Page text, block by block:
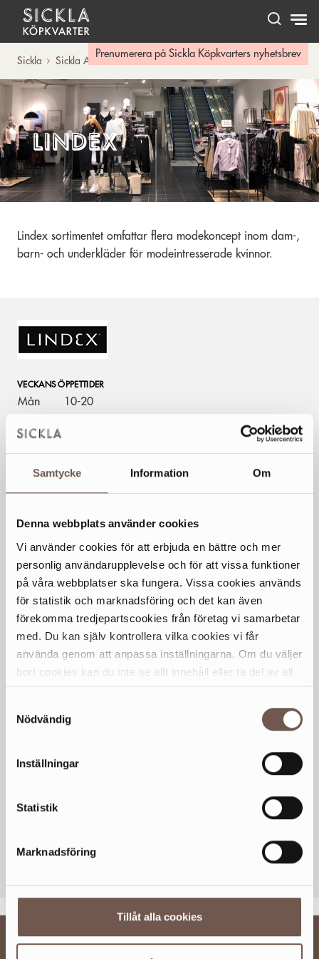
Samtycke Information Om
Denna webbplats använder cookies
Vi använder cookies för att erbjuda en bättre och mer
personlig användarupplevelse och för att vissa funktioner
på våra webbplatser ska fungera. Vissa cookies används
för statistik och marknadsföring och det kan även
förekomma tredjepartscookies från företag vi samarbetar
med. Du kan själv kontrollera vilka cookies vi får
använda genom att anpassa inställningarna. Om du väljer
bort cookies kan du inte se allt innehåll eller ta del av all
Nödvändig
Inställningar
Statistik
Marknadsföring
Tillåt alla cookies
Hem
Prenumerera på Sickla Köpkvarters nyhetsbrev
Sickla Sickla A-Ö Lindex
Lindex
VECKANS ÖPPETTIDER
Mån
10-20
Ons
Fre
10-20
Lör
10-18
Sön
11-17
Generella avvikande öppettider
KONTAKT
010- 452 62 32
www.lindex.com/se
Lindex sortimentet omfattar flera modekoncept inom dam-,
barn- och underkläder för modeintresserade kvinnor.
BESÖKSINFO